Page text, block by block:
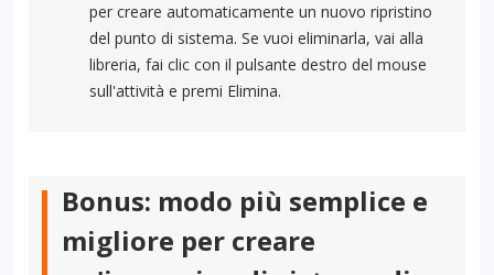
per creare automaticamente un nuovo ripristino
del punto di sistema. Se vuoi eliminarla, vai alla
libreria, fai clic con il pulsante destro del mouse
sull'attività e premi Elimina.
Bonus: modo più semplice e
migliore per creare